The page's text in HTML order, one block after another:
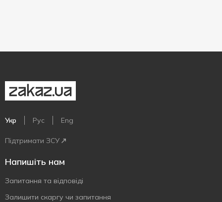
Укр Рус Eng
Підтримати ЗСУ
Напишіть нам
Запитання та відповіді
Залишити скаргу чи запитання